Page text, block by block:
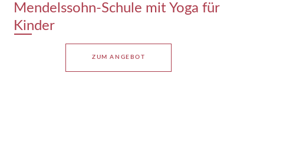
Mendelssohn-Schule mit Yoga für
Kinder
ZUM ANGEBOT